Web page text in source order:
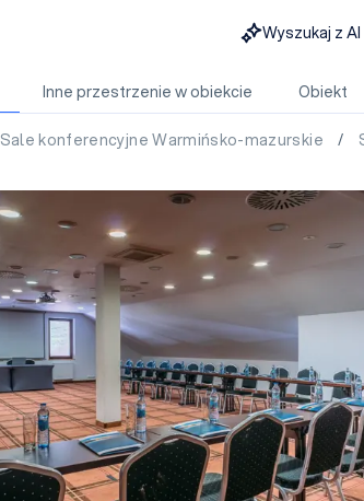
Wyszukaj z AI
Inne przestrzenie w obiekcie Obiekt
Sale konferencyjne Warmińsko-mazurskie /